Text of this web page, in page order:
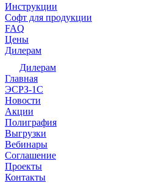
Инструкции
Софт для продукции
FAQ
Цены
Дилерам
Дилерам
Главная
ЭСРЗ-1С
Новости
Акции
Полиграфия
Выгрузки
Вебинары
Соглашение
Проекты
Контакты